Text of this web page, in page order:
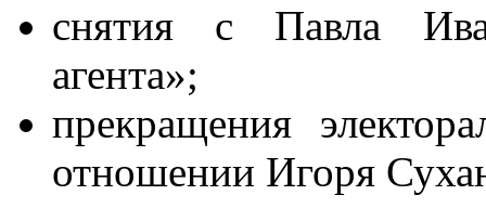
снятия с Павла
агента»;
прекращения
отношении Игоря